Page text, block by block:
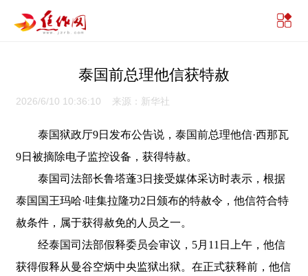
泰国前总理他信获特赦
2026/6/10 10:36:10 来源：新华社
泰国狱政厅9日发布公告说，泰国前总理他信·西那瓦
9日被摘除电子监控设备，获得特赦。
泰国司法部长鲁塔蓬3日接受媒体采访时表示，根据
泰国国王玛哈·哇集拉隆功2日颁布的特赦令，他信符合特
赦条件，属于获得赦免的人员之一。
经泰国司法部假释委员会审议，5月11日上午，他信
获得假释从曼谷空炳中央监狱出狱。在正式获释前，他信